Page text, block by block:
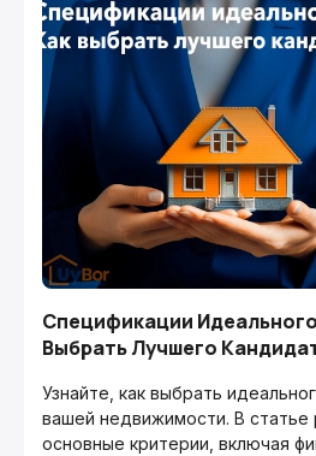
Спецификации
Выбрать Лучшего
Узнайте, как выбрать
вашей недвижимости. В статье
основные критерии, включая